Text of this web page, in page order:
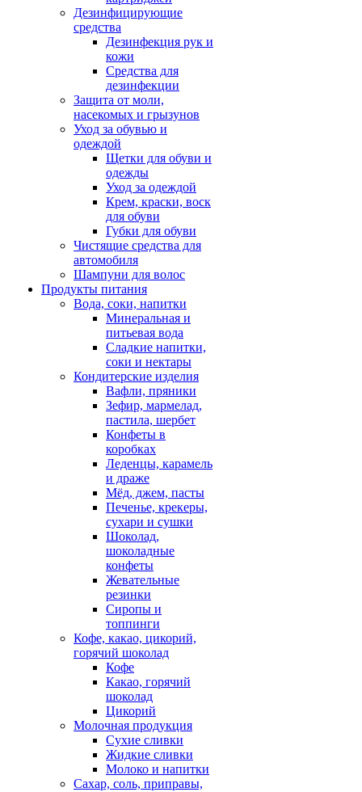
Дезинфицирующие
средства
Дезинфекция рук и
кожи
Средства для
дезинфекции
Защита от моли,
насекомых и грызунов
Уход за обувью и
одеждой
Щетки для обуви и
одежды
Уход за одеждой
Крем, краски, воск
для обуви
Губки для обуви
Чистящие средства для
автомобиля
Шампуни для волос
Продукты питания
Вода, соки, напитки
Минеральная и
питьевая вода
Сладкие напитки,
соки и нектары
Кондитерские изделия
Вафли, пряники
Зефир, мармелад,
пастила, шербет
Конфеты в
коробках
Леденцы, карамель
и драже
Мёд, джем, пасты
Печенье, крекеры,
сухари и сушки
Шоколад,
шоколадные
конфеты
Жевательные
резинки
Сиропы и
топпинги
Кофе, какао, цикорий,
горячий шоколад
Кофе
Какао, горячий
шоколад
Цикорий
Молочная продукция
Сухие сливки
Жидкие сливки
Молоко и напитки
Сахар, соль, приправы,